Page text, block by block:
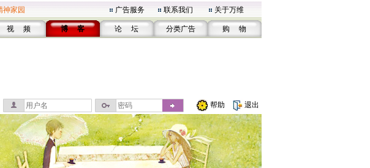
神家园 广告服务 联系我们 关于万维
视 频 博 客 论 坛 分类广告 购 物
帮助 退出